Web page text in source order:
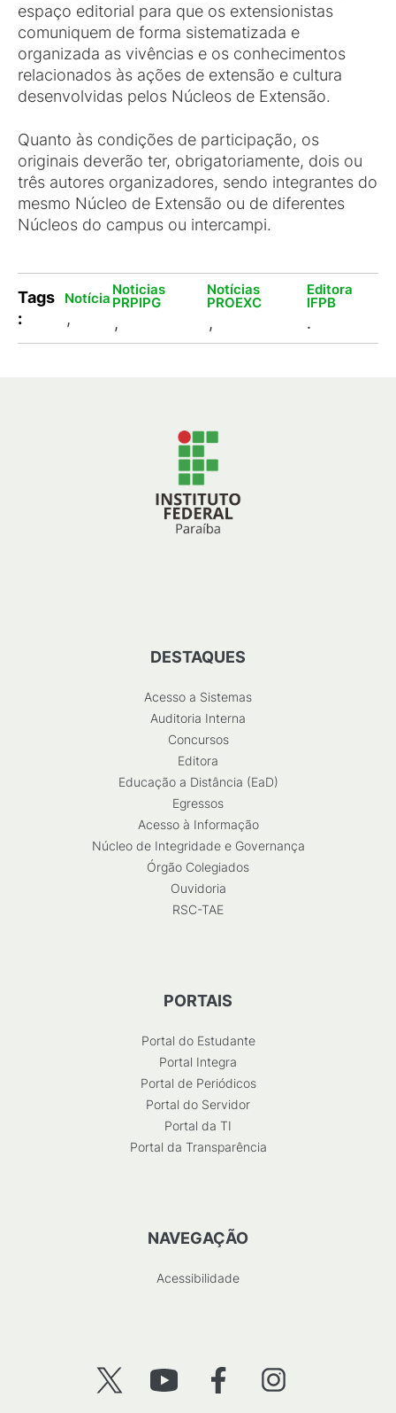
espaço editorial para que os extensionistas
comuniquem de forma sistematizada e
organizada as vivências e os conhecimentos
relacionados às ações de extensão e cultura
desenvolvidas pelos Núcleos de Extensão.
Quanto às condições de participação, os
originais deverão ter, obrigatoriamente, dois ou
três autores organizadores, sendo integrantes do
mesmo Núcleo de Extensão ou de diferentes
Núcleos do campus ou intercampi.
Tags
:
Notícia
,
Noticias
PRPIPG
,
Notícias
PROEXC
,
Editora
IFPB
.
DESTAQUES
Acesso a Sistemas
Auditoria Interna
Concursos
Editora
Educação a Distância (EaD)
Egressos
Acesso à Informação
Núcleo de Integridade e Governança
Órgão Colegiados
Ouvidoria
RSC-TAE
PORTAIS
Portal do Estudante
Portal Integra
Portal de Periódicos
Portal do Servidor
Portal da TI
Portal da Transparência
NAVEGAÇÃO
Acessibilidade